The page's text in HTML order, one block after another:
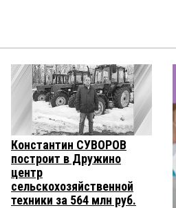
Константин СУВОРОВ
построит в Дружино
центр
сельскохозяйственной
техники за 564 млн руб.